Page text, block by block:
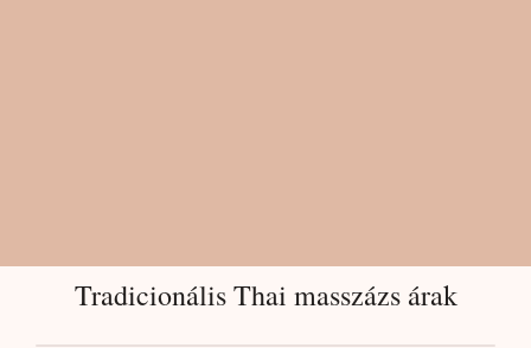
Tradicionális Thai masszázs árak